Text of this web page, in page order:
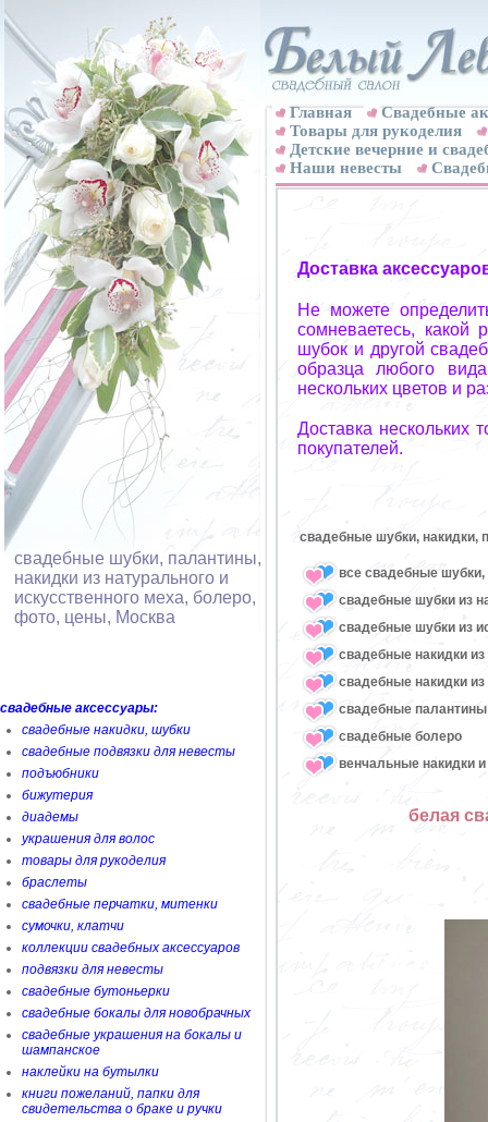
свадебные шубки, палантины,
накидки из натурального и
искусственного меха, болеро,
фото, цены, Москва
свадебные аксессуары:
свадебные накидки, шубки
свадебные подвязки для невесты
подъюбники
бижутерия
диадемы
украшения для волос
товары для рукоделия
браслеты
свадебные перчатки, митенки
сумочки, клатчи
коллекции свадебных аксессуаров
подвязки для невесты
свадебные бутоньерки
свадебные бокалы для новобрачных
свадебные украшения на бокалы и
шампанское
наклейки на бутылки
книги пожеланий, папки для
свидетельства о браке и ручки
Главная
Свадебные
Товары для рукоделия
Детские вечерние и
Наши невесты
Доставка
Не можете
сомневаетесь, какой
шубок и другой
образца любого
нескольких цветов и
Доставка нескольких
покупателей.
свадебные шубки, накидки,
все свадебные шубки,
свадебные шубки из
свадебные шубки из
свадебные накидки
свадебные накидки
свадебные палантины
свадебные болеро
венчальные накидки
белая